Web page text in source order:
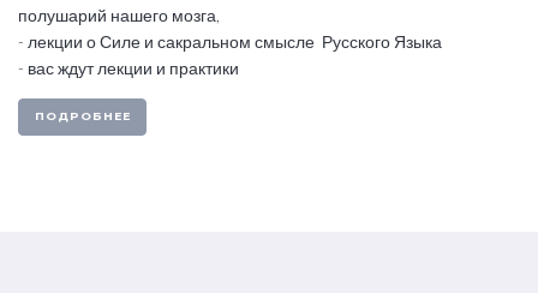
полушарий нашего мозга,
- лекции о Силе и сакральном смысле Русского Языка
- вас ждутлекции и практики
ПОДРОБНЕЕ